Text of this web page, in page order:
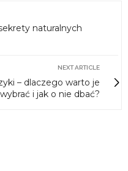
naturalnych
NEXT ARTICLE
– dlaczego warto je
wybrać i jak o nie dbać?